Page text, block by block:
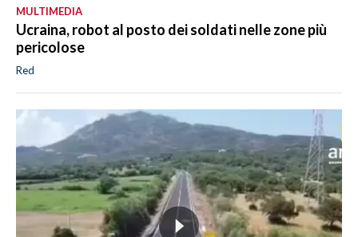
MULTIMEDIA
Ucraina, robot al posto dei soldati nelle zone più
pericolose
Red